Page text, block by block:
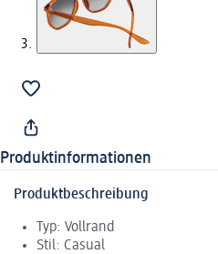
Produktinformationen
Produktbeschreibung
Typ: Vollrand
Stil: Casual